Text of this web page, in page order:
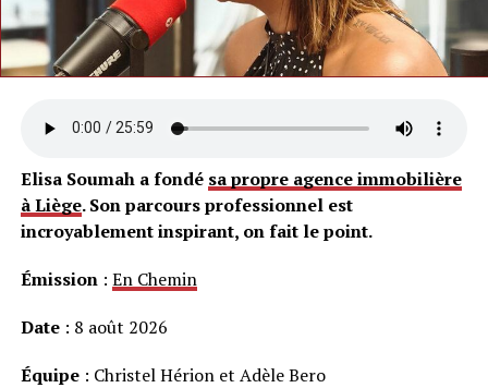
Elisa Soumah a fondé sa propre agence immobilière
à Liège. Son parcours professionnel est
incroyablement inspirant, on fait le point.
Émission: En Chemin
Date: 8 août 2026
Équipe: Christel Hérion et Adèle Bero